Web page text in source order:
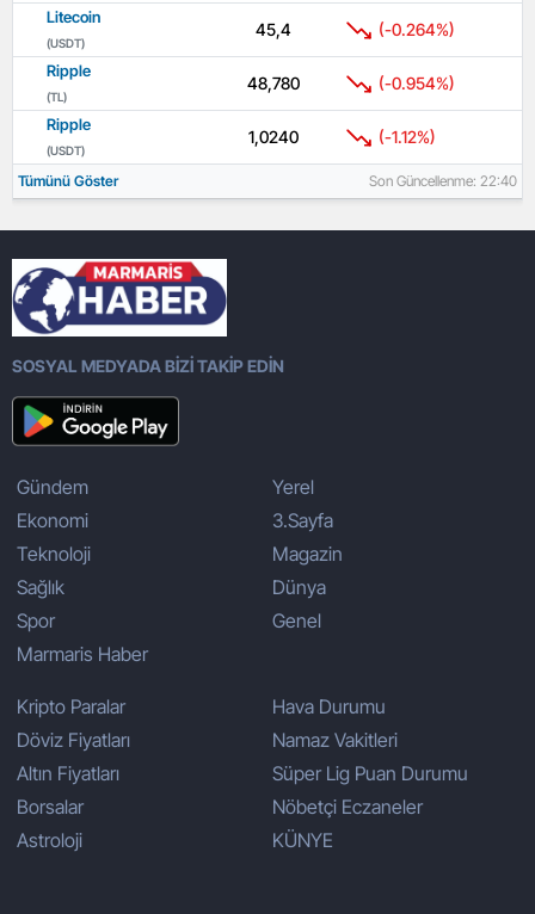
Litecoin
(USDT)
45,4 (-0.264%)
Ripple
(TL)
48,780 (-0.954%)
Ripple
(USDT)
1,0240 (-1.12%)
Tümünü Göster Son Güncellenme: 22:40
SOSYAL MEDYADA BİZİ TAKİP EDİN
Gündem
Ekonomi
Teknoloji
Sağlık
Spor
Marmaris Haber
Yerel
3.Sayfa
Magazin
Dünya
Genel
Kripto Paralar
Döviz Fiyatları
Altın Fiyatları
Borsalar
Astroloji
Hava Durumu
Namaz Vakitleri
Süper Lig Puan Durumu
Nöbetçi Eczaneler
KÜNYE